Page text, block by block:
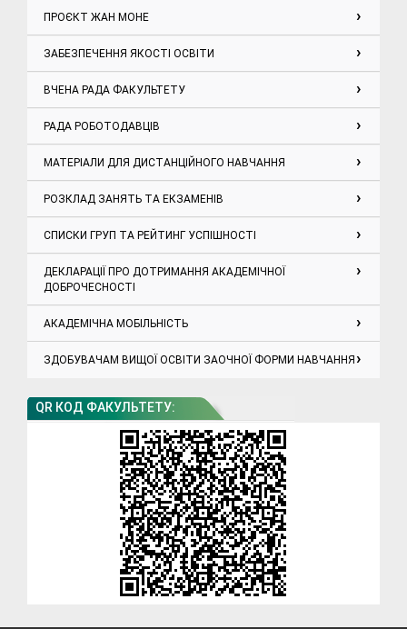
ПРОЄКТ ЖАН МОНЕ
ЗАБЕЗПЕЧЕННЯ ЯКОСТІ ОСВІТИ
ВЧЕНА РАДА ФАКУЛЬТЕТУ
РАДА РОБОТОДАВЦІВ
МАТЕРІАЛИ ДЛЯ ДИСТАНЦІЙНОГО НАВЧАННЯ
РОЗКЛАД ЗАНЯТЬ ТА ЕКЗАМЕНІВ
СПИСКИ ГРУП ТА РЕЙТИНГ УСПІШНОСТІ
ДЕКЛАРАЦІЇ ПРО ДОТРИМАННЯ АКАДЕМІЧНОЇ
ДОБРОЧЕСНОСТІ
АКАДЕМІЧНА МОБІЛЬНІСТЬ
ЗДОБУВАЧАМ ВИЩОЇ ОСВІТИ ЗАОЧНОЇ ФОРМИ НАВЧАННЯ
QR КОД ФАКУЛЬТЕТУ: